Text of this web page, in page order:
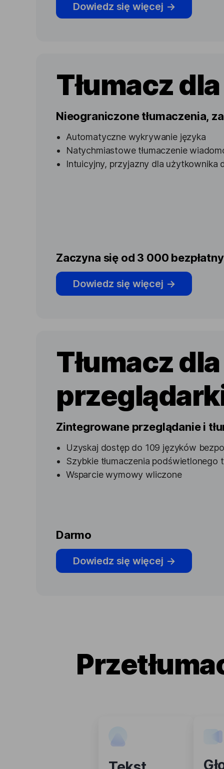
Dowiedz się więcej →
Tłumacz
Nieograniczone tłumaczenia,
Automatyczne wykrywanie języka
Natychmiastowe tłumaczenie
Intuicyjny, przyjazny dla użytkownika
Zaczyna się od 3 000
Dowiedz się więcej →
Tłumacz dla
Zintegrowane przeglądanie i
Uzyskaj dostęp do 109 języków
Szybkie tłumaczenia podświetlonego
Wsparcie wymowy wliczone
Darmo
Dowiedz się więcej →